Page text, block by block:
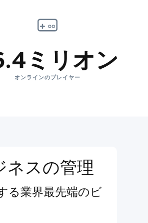
ミリオン
オンラインのプレイヤー
ネスの管理
る業界最先端のビ